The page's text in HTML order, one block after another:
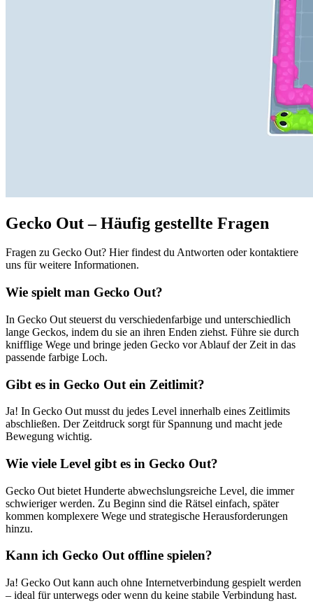
Gecko Out – Häufig gestellte Fragen
Fragen zu Gecko Out? Hier findest du Antworten oder kontaktiere
uns für weitere Informationen.
Wie spielt man Gecko Out?
In Gecko Out steuerst du verschiedenfarbige und unterschiedlich
lange Geckos, indem du sie an ihren Enden ziehst. Führe sie durch
knifflige Wege und bringe jeden Gecko vor Ablauf der Zeit in das
passende farbige Loch.
Gibt es in Gecko Out ein Zeitlimit?
Ja! In Gecko Out musst du jedes Level innerhalb eines Zeitlimits
abschließen. Der Zeitdruck sorgt für Spannung und macht jede
Bewegung wichtig.
Wie viele Level gibt es in Gecko Out?
Gecko Out bietet Hunderte abwechslungsreiche Level, die immer
schwieriger werden. Zu Beginn sind die Rätsel einfach, später
kommen komplexere Wege und strategische Herausforderungen
hinzu.
Kann ich Gecko Out offline spielen?
Ja! Gecko Out kann auch ohne Internetverbindung gespielt werden
– ideal für unterwegs oder wenn du keine stabile Verbindung hast.